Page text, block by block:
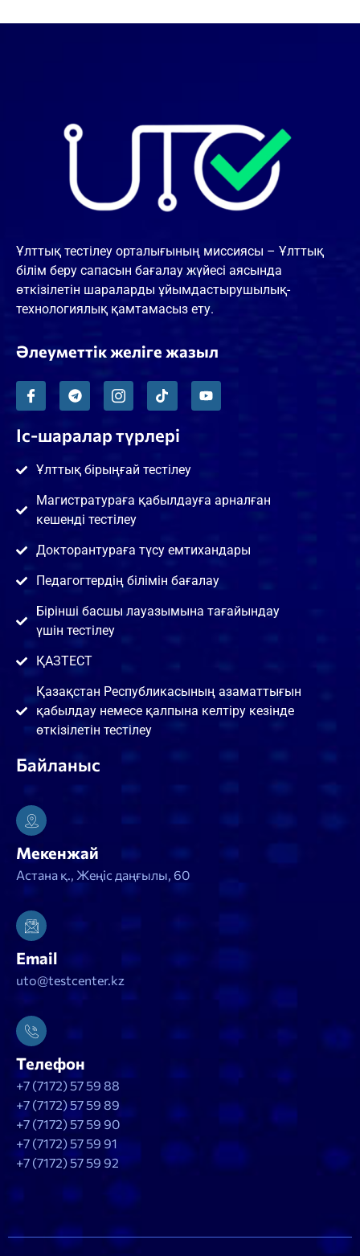
Ұлттық тестілеу орталығының миссиясы – Ұлттық
білім беру сапасын бағалау жүйесі аясында
өткізілетін шараларды ұйымдастырушылық-
технологиялық қамтамасыз ету.
Әлеуметтік желіге жазыл
Іс-шаралар түрлері
Ұлттық бірыңғай тестілеу
Магистратураға қабылдауға арналған
кешенді тестілеу
Докторантураға түсу емтихандары
Педагогтердің білімін бағалау
Бірінші басшы лауазымына тағайындау
үшін тестілеу
ҚАЗТЕСТ
Қазақстан Республикасының азаматтығын
қабылдау немесе қалпына келтіру кезінде
өткізілетін тестілеу
Байланыс
Мекенжай
Астана қ., Жеңіс даңғылы, 60
Email
uto@testcenter.kz
Телефон
+7 (7172) 57 59 88
+7 (7172) 57 59 89
+7 (7172) 57 59 90
+7 (7172) 57 59 91
+7 (7172) 57 59 92